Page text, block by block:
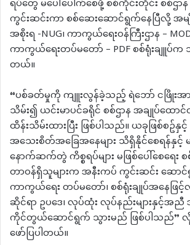
ရပ်တွေ မပေါ်ပေါက်စေဖို့ စစ်ကိုင်းတိုင်း စစ်ဌ
ကွင်းဆင်းကာ စစ်ဆေးဆောင်ရွက်နေပြီလို့ အ
အစိုးရ -NUG၊ ကာကွယ်ရေးဝန်ကြီးဌာန –
ကာကွယ်ရေးတပ်မတော် – PDF စစ်ရုံးချူပ်က
တယ်။
“ပစ်ခတ်မှုကို ကျူးလွန်ခဲ့သည့် ရဲဘော် ငဖြိုး
သိမ်း၍ ယင်းမာပင်ခရိုင် စစ်ဌာန အချုပ်ထော
ထိန်းသိမ်းထားပြီး ဖြစ်ပါသည်။ ယခုဖြစ်စ
အသေးစိတ်အခြေအနေများ သိရှိနိုင်စေရန်နှ
နောက်ဆက်တွဲ ကိစ္စရပ်များ မဖြစ်ပေါ်စေရေး
တာဝန်ရှိသူများက အနီးကပ် ကွင်းဆင်း ဆော
ကာကွယ်ရေး တပ်မတော်၊ စစ်ရုံးချုပ်အနေဖ
ဆိုင်ရာ ဥပဒေ၊ လုပ်ထုံး လုပ်နည်းများနှင့်အ
ကိုင်တွယ်ဆောင်ရွက် သွားမည် ဖြစ်ပါသည်” လို့
ဖော်ပြပါတယ်။